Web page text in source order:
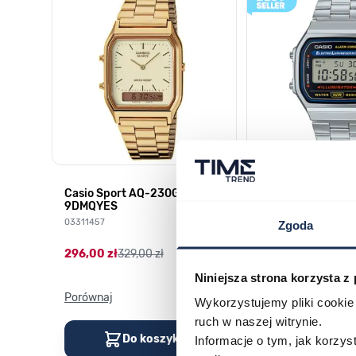
Zgoda
Niniejsza strona korzysta z
Wykorzystujemy pliki
ruch w naszej witrynie.
Informacje o tym, jak
Casio Sport AQ-230GA-
9DMQYES
03311457
296,00 zł329,00 zł
Porównaj
Do koszyka
Porównaj
Do